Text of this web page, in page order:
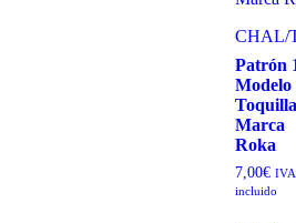
CHAL/
Patrón
Modelo
Marca
Roka
7,00€ IVA
incluido